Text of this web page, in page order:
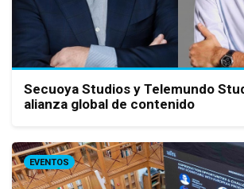
Secuoya Studios y Telemundo
alianza global de contenido
EVENTOS